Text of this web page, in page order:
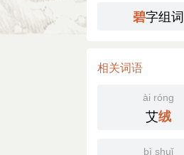
碧字组词
相关词语
ài róng
艾绒
bì shuǐ